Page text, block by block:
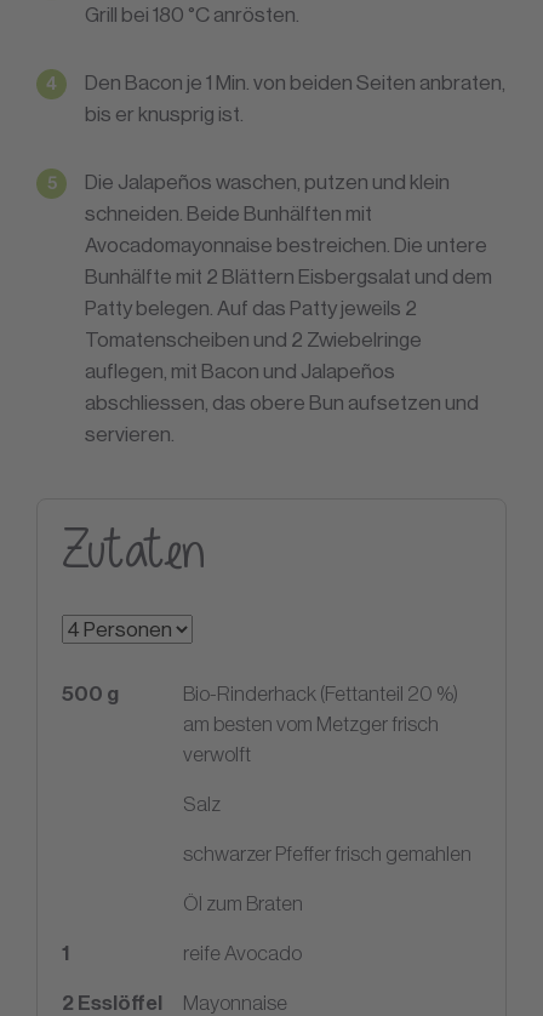
Grill bei 180 °C anrösten.
Den Bacon je 1 Min. von beiden Seiten anbraten,
bis er knusprig ist.
Die Jalapeños waschen, putzen und klein
schneiden. Beide Bunhälften mit
Avocadomayonnaise bestreichen. Die untere
Bunhälfte mit 2 Blättern Eisbergsalat und dem
Patty belegen. Auf das Patty jeweils 2
Tomatenscheiben und 2 Zwiebelringe
auflegen, mit Bacon und Jalapeños
abschliessen, das obere Bun aufsetzen und
servieren.
Zutaten
500 g
Bio-Rinderhack (Fettanteil 20 %)
am besten vom Metzger frisch
verwolft
Salz
schwarzer Pfeffer frisch gemahlen
Öl zum Braten
1 reife Avocado
2 Esslöffel Mayonnaise